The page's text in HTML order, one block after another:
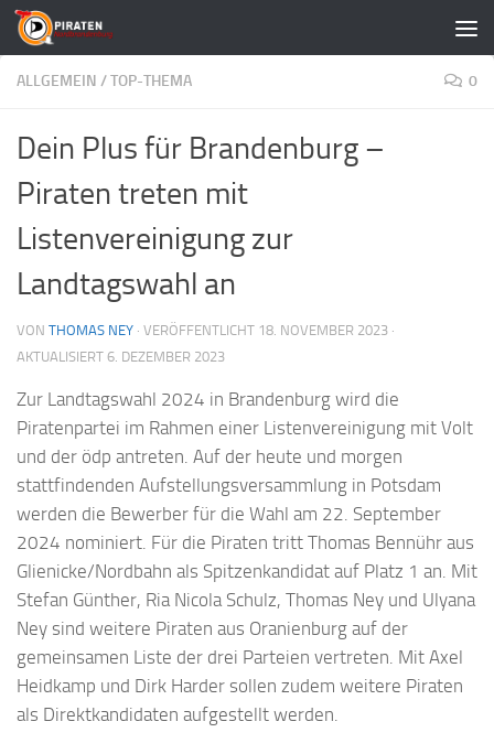
Zum Inhalt springen
ALLGEMEIN /TOP-THEMA 0
Dein Plus für Brandenburg –
Piraten treten mit
Listenvereinigung zur
Landtagswahl an
VON THOMAS NEY · VERÖFFENTLICHT 18. NOVEMBER 2023 ·
AKTUALISIERT 6. DEZEMBER 2023
Zur Landtagswahl 2024 in Brandenburg wird die
Piratenpartei im Rahmen einer Listenvereinigung mit Volt
und der ödp antreten. Auf der heute und morgen
stattfindenden Aufstellungsversammlung in Potsdam
werden die Bewerber für die Wahl am 22. September
2024 nominiert. Für die Piraten tritt Thomas Bennühr aus
Glienicke/Nordbahn als Spitzenkandidat auf Platz 1 an. Mit
Stefan Günther, Ria Nicola Schulz, Thomas Ney und Ulyana
Ney sind weitere Piraten aus Oranienburg auf der
gemeinsamen Liste der drei Parteien vertreten. Mit Axel
Heidkamp und Dirk Harder sollen zudem weitere Piraten
als Direktkandidaten aufgestellt werden.